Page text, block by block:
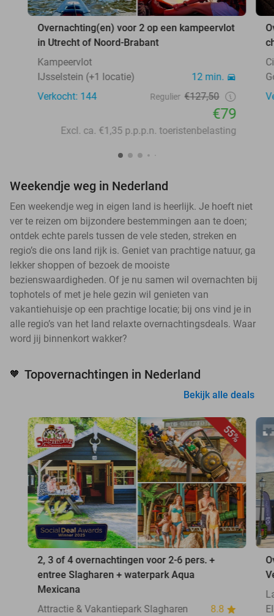
Overnachting(en) voor 2 op een kampeervlot
in Utrecht of Noord-Brabant
Kampeervlot
IJsselstein (+1 locatie)
12 min.
Verkocht: 144
Regulier €127,50
€79
Excl. ca. €1,35 p.p.p.n. toeristenbelasting
Weekendje weg in Nederland
Een weekendje weg in eigen land is heerlijk. Je hoeft niet
ver te reizen om bijzondere bestemmingen aan te doen;
ontdek echte parels tussen de vele steden, streken en
regio’s die ons land rijk is. Geniet van prachtige natuur, ga
lekker shoppen of bezoek de mooiste
bezienswaardigheden. Of je nu samen wil overnachten bij
tophotels of met je hele gezin wil genieten van
vakantiehuisje op een prachtige locatie; bij ons vind je in
alle regio’s van het land relaxte overnachtingsdeals. Waar
word jij binnenkort wakker?
🧡 Topovernachtingen in Nederland
Bekijk alle deals
55%
2, 3 of 4 overnachtingen voor 2-6 pers. +
entree Slagharen + waterpark Aqua
Mexicana
Attractie & Vakantiepark Slagharen
8.8